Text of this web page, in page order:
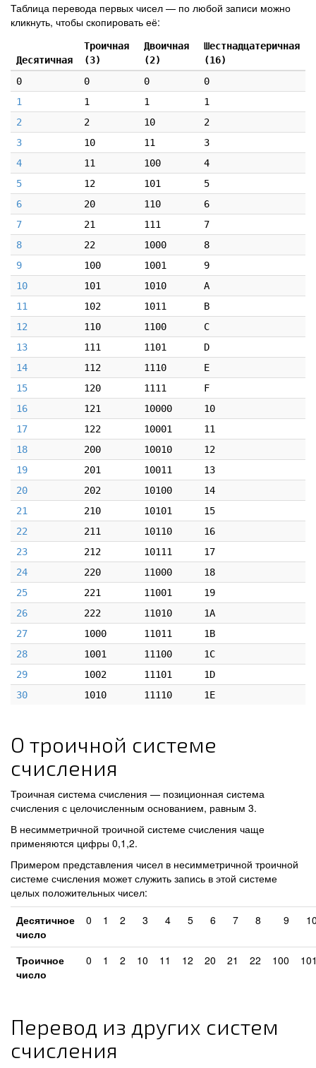
Таблица перевода первых чисел — по любой записи можно
кликнуть, чтобы скопировать её:
Десятичная
Троичная
(3)
Двоичная
(2)
Шестнадцатеричная
(16)
0
0 0
0
1
1 1
1
2
2 10
2
3
10 11
3
4
11 100
4
5
12 101
5
6
20 110
6
7
21 111
7
8
22 1000
8
9
100 1001
9
10
101 1010
A
11
102 1011
B
12
110 1100
C
13
111 1101
D
14
112 1110
E
15
120 1111
F
16
121 10000
10
17
122 10001
11
18
200 10010
12
19
201 10011
13
20
202 10100
14
21
210 10101
15
22
211 10110
16
23
212 10111
17
24
220 11000
18
25
221 11001
19
26
222 11010
1A
27
1000 11011
1B
28
1001 11100
1C
29
1002 11101
1D
30
1010 11110 1E
О троичной системе
счисления
Троичная система счисления — позиционная система
счисления с целочисленным основанием, равным 3.
В несимметричной троичной системе счисления чаще
применяются цифры 0,1,2.
Примером представления чисел в несимметричной троичной
системе счисления может служить запись в этой системе
целых положительных чисел:
Десятичное
число
0 1 2 3 4 5 6 7 8 9
Троичное
число
0 1 2 10 11 12 20 21 22 100
Перевод из других систем
счисления